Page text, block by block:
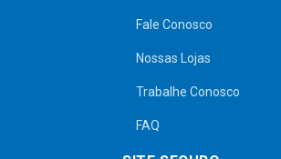
Fale Conosco
Nossas Lojas
Trabalhe Conosco
FAQ